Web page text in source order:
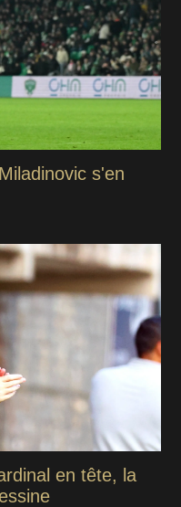
s'en
en tête, la